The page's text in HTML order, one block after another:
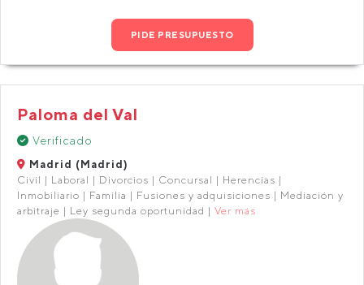
PIDE PRESUPUESTO
Paloma del Val
Verificado
Madrid (Madrid)
Civil | Laboral | Divorcios | Concursal | Herencias |
Inmobiliario | Familia | Fusiones y adquisiciones | Mediación y
arbitraje | Ley segunda oportunidad | Ver más